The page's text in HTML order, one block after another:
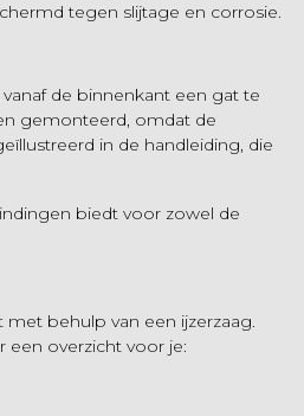
tegen slijtage en corrosie.
de binnenkant een gat te
gemonteerd, omdat de
in de handleiding, die
biedt voor zowel de
behulp van een ijzerzaag.
een overzicht voor je: